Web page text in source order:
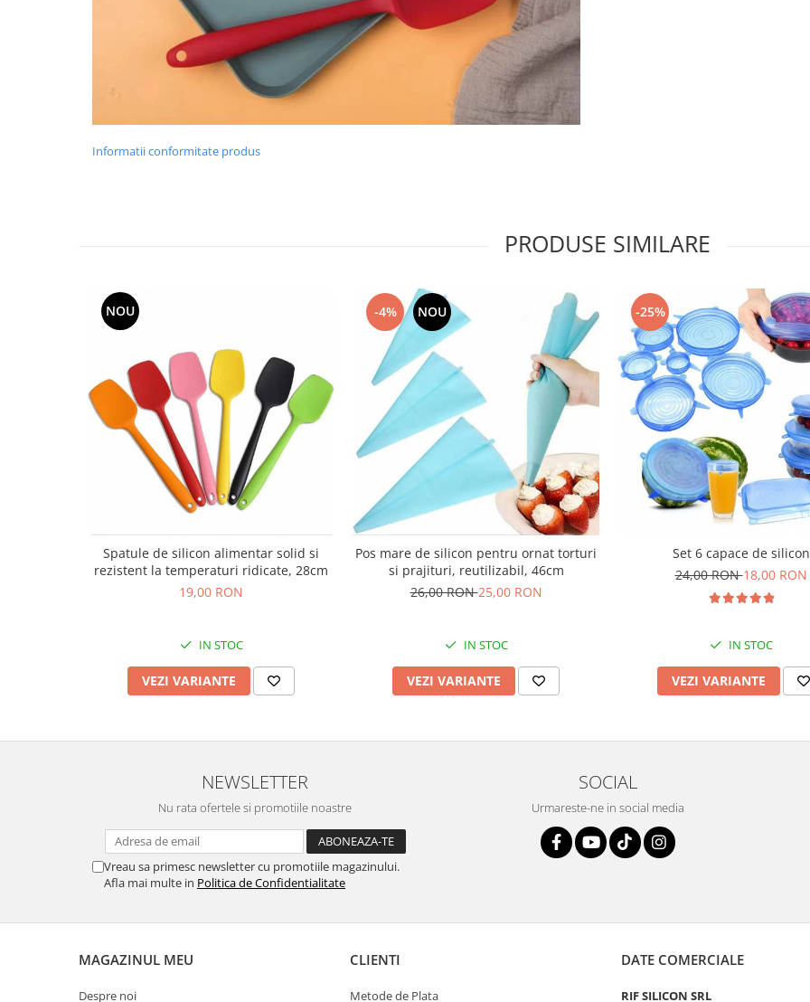
Informatii conformitate produs
PRODUSE SIMILARE
NOU
Spatule de silicon alimentar solid si
rezistent la temperaturi ridicate, 28cm
19,00 RON
IN STOC
VEZI VARIANTE
-4% NOU
Pos mare de silicon pentru ornat torturi
si prajituri, reutilizabil, 46cm
26,00 RON25,00 RON
IN STOC
VEZI VARIANTE
-25%
Set 6 capace de silicon
24,00 RON18,00 RON
IN STOC
VEZI VARIANTE
NEWSLETTER
Nu rata ofertele si promotiile noastre
Vreau sa primesc newsletter cu promotiile magazinului.
Afla mai multe in Politica de Confidentialitate
SOCIAL
Urmareste-ne in social media
MAGAZINUL MEU
Despre noi
CLIENTI
Metode de Plata
DATE COMERCIALE
RIF SILICON SRL